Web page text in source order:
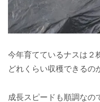
今年育てているナスは２
どれくらい収穫できるの
成長スピードも順調なの